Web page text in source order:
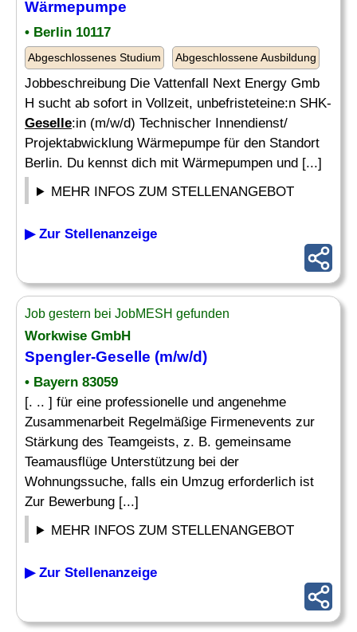
Wärmepumpe
• Berlin 10117
Abgeschlossenes Studium Abgeschlossene Ausbildung
Jobbeschreibung Die Vattenfall Next Energy Gmb
H sucht ab sofort in Vollzeit, unbefristeteine:n SHK-
Geselle:in (m/w/d) Technischer Innendienst/
Projektabwicklung Wärmepumpe für den Standort
Berlin. Du kennst dich mit Wärmepumpen und [...]
MEHR INFOS ZUM STELLENANGEBOT
▶ Zur Stellenanzeige
Job gestern bei JobMESH gefunden
Workwise GmbH
Spengler-Geselle (m/w/d)
• Bayern 83059
[. .. ] für eine professionelle und angenehme
Zusammenarbeit Regelmäßige Firmenevents zur
Stärkung des Teamgeists, z. B. gemeinsame
Teamausflüge Unterstützung bei der
Wohnungssuche, falls ein Umzug erforderlich ist
Zur Bewerbung [...]
MEHR INFOS ZUM STELLENANGEBOT
▶ Zur Stellenanzeige